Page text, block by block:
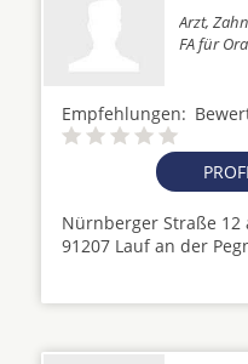
Arzt,
FA für
Empfehlungen:
Nürnberger Straße 12
91207 Lauf an der